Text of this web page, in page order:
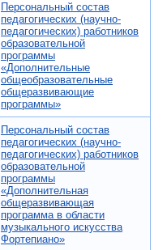
Персональный состав
педагогических (научно-
педагогических) работников
образовательной
программы
«Дополнительные
общеобразовательные
общеразвивающие
программы»
Персональный состав
педагогических (научно-
педагогических) работников
образовательной
программы
«Дополнительная
общеразвивающая
программа в области
музыкального искусства
Фортепиано»